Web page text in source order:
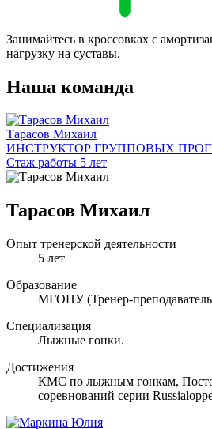
Занимайтесь в кроссовках с
нагрузку на суставы.
Наша команда
Тарасов Михаил
ИНСТРУКТОР ГРУППОВЫХ
Стаж работы 5 лет
Тарасов Михаил
Опыт тренерской деятельности
5 лет
Образование
МГОПУ (Тренер-
Специализация
Лыжные гонки.
Достижения
КМС по лыжным гонкам,
соревнований серии